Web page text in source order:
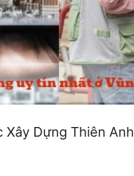
Xây Dựng Thiên Anh